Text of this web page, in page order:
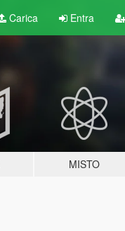
Carica Entra
MISTO